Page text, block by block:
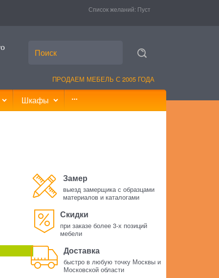
Список желаний: Пуст
ПРОДАЕМ МЕБЕЛЬ С 2005 ГОДА
Шкафы
Замер
выезд замерщика с образцами
материалов и каталогами
Скидки
при заказе более 3-х позиций
мебели
Доставка
быстро в любую точку Москвы и
Московской области